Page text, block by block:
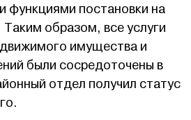
функциями постановки на
образом, все услуги
имущества и
были сосредоточены в
отдел получил статус